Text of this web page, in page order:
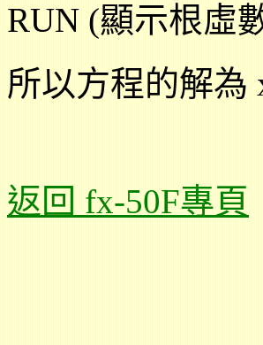
RUN (顯示根虛
所以方程的解為
返回 fx-50F專頁